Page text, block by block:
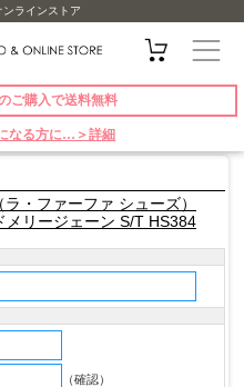
ラインストア
ご購入で送料無料
なる方に…＞詳細
・ファーファ シューズ）
リージェーン S/T HS384
（確認）